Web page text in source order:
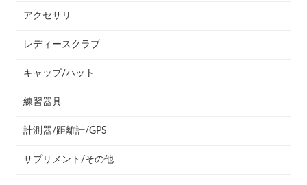
アクセサリ
レディースクラブ
キャップ/ハット
練習器具
計測器/距離計/GPS
サプリメント/その他